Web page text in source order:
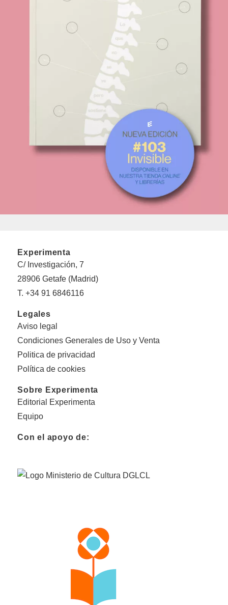
Experimenta
C/ Investigación, 7
28906 Getafe (Madrid)
T. +34 91 6846116
Legales
Aviso legal
Condiciones Generales de Uso y Venta
Politica de privacidad
Política de cookies
Sobre Experimenta
Editorial Experimenta
Equipo
Con el apoyo de: